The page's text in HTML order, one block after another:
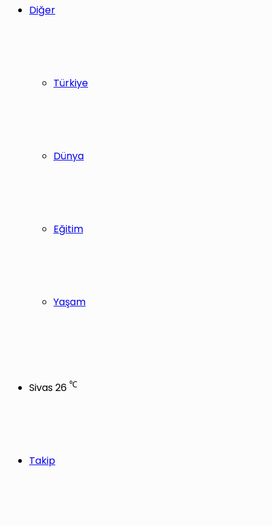
Diğer
Türkiye
Dünya
Eğitim
Yaşam
Sivas26 ℃
Takip